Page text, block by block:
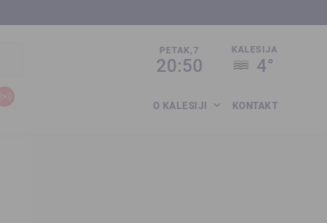
PETAK,7
20:50
KALESIJA
4°
O KALESIJI KONTAKT